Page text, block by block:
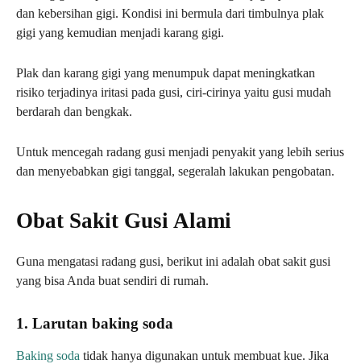
dan kebersihan gigi. Kondisi ini bermula dari timbulnya plak
gigi yang kemudian menjadi karang gigi.
Plak dan karang gigi yang menumpuk dapat meningkatkan
risiko terjadinya iritasi pada gusi, ciri-cirinya yaitu gusi mudah
berdarah dan bengkak.
Untuk mencegah radang gusi menjadi penyakit yang lebih serius
dan menyebabkan gigi tanggal, segeralah lakukan pengobatan.
Obat Sakit Gusi Alami
Guna mengatasi radang gusi, berikut ini adalah obat sakit gusi
yang bisa Anda buat sendiri di rumah.
1. Larutan baking soda
Baking soda tidak hanya digunakan untuk membuat kue. Jika